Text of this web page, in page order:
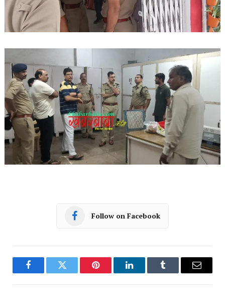
Follow on Facebook
FacebookTwitter Pinterest LinkedInTumblr Email